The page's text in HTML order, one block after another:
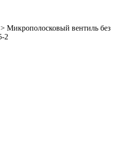
> Микрополосковый вентиль без
2